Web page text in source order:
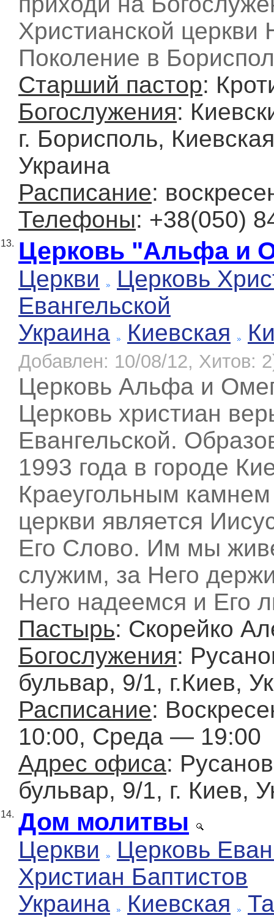
Христианской церкви
Поколение в
Старший пастор:
Богослужения:
г. Борисполь,
Украина
Расписание:
Телефоны: +38(050)
13. Церковь "Альфа и
Церкви
Церковь
Евангельской
Украина
Киевская
Добавлен: 10/08/12, Хитов:
Церковь Альфа и
Церковь христиан
Евангельской.
1993 года в городе
Краеугольным
церкви является
Его Слово. Им мы
служим, за Него
Него надеемся и Его
Пастырь: Скорейко
Богослужения:
бульвар, 9/1, г.Киев,
Расписание:
10:00, Среда — 19:00
Адрес офиса:
бульвар, 9/1, г. Киев,
14. Дом молитвы
Церкви
Церковь
Христиан Баптистов
Украина
Киевская